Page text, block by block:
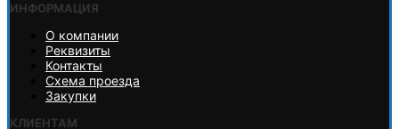
ИНФОРМАЦИЯ
О компании
Реквизиты
Контакты
Схема проезда
Закупки
КЛИЕНТАМ